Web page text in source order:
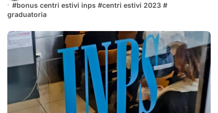
#bonus centri estivi inps #centri estivi 2023 #
graduatoria